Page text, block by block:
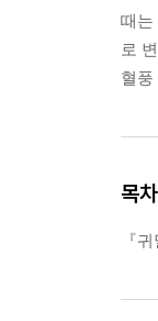
때는
로
혈풍
목차
『